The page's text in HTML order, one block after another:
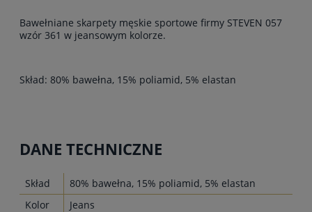
Bawełniane skarpety męskie sportowe firmy STEVEN 057
wzór 361 w jeansowym kolorze.
Skład: 80% bawełna, 15% poliamid, 5% elastan
DANE TECHNICZNE
Skład
80% bawełna, 15% poliamid, 5% elastan
Kolor
Jeans